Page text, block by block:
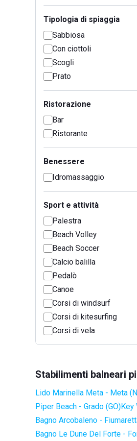
Tipologia di spiaggia
Sabbiosa
Con ciottoli
Scogli
Prato
Ristorazione
Bar
Ristorante
Benessere
Idromassaggio
Sport e attività
Palestra
Beach Volley
Beach Soccer
Calcio balilla
Pedalò
Canoe
Corsi di windsurf
Corsi di kitesurfing
Corsi di vela
Stabilimenti balneari
Lido Marinella Meta - Meta
Piper Beach - Grado (GO)Key
Bagno Arcobaleno -
Bagno Le Dune Del Forte -